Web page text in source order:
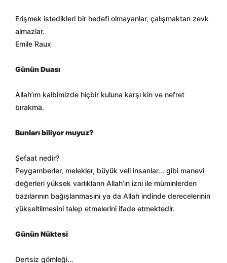
Erişmek istedikleri bir hedefi olmayanlar, çalışmaktan zevk
almazlar.
Emile Raux
Günün Duası
Allah’ım kalbimizde hiçbir kuluna karşı kin ve nefret
bırakma.
Bunları biliyor muyuz?
Şefaat nedir?
Peygamberler, melekler, büyük veli insanlar... gibi manevi
değerleri yüksek varlıkların Allah’ın izni ile müminlerden
bazılarının bağışlanmasını ya da Allah indinde derecelerinin
yükseltilmesini talep etmelerini ifade etmektedir.
Günün Nüktesi
Dertsiz gömleği…